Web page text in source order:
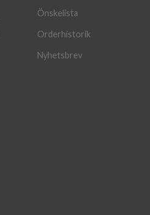
Önskelista
Orderhistorik
Nyhetsbrev